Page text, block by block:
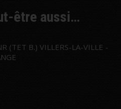
être aussi…
(TET B.) VILLERS-LA-VILLE -